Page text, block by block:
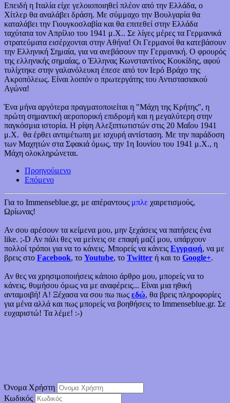
Επειδή η Ιταλία είχε γελοιοποιηθεί πλέον από την Ελλάδα, ο
Χίτλερ θα αναλάβει δράση. Με σύμμαχο την Βουλγαρία θα
καταλάβει την Γιουγκοσλαβία και θα επιτεθεί στην Ελλάδα
ταχύτατα τον Απρίλιο του 1941 μ.Χ.. Σε λίγες μέρες τα Γερμανικά
στρατεύματα εισέρχονται στην Αθήνα! Οι Γερμανοί θα κατεβάσουν
την Ελληνική Σημαία, για να ανεβάσουν την Γερμανική. Ο φρουρός
της ελληνικής σημαίας, ο Έλληνας Κωνσταντίνος Κουκίδης, αφού
τυλίχτηκε στην γαλανόλευκη έπεσε από τον Ιερό Βράχο της
Ακροπόλεως. Είναι λοιπόν ο πρωτεργάτης του Αντιστασιακού
Αγώνα!
Ένα μήνα αργότερα πραγματοποιείται η "Μάχη της Κρήτης", η
πρώτη σημαντική αεροπορική επιδρομή και η μεγαλύτερη στην
παγκόσμια ιστορία. Η ρίψη Αλεξιπτωτιστών στις 20 Μαΐου 1941
μ.Χ. θα έρθει αντιμέτωπη με ισχυρή αντίσταση. Με την παράδοση
των Μαχητών στα Σφακιά όμως, την 1η Ιουνίου του 1941 μ.Χ., η
Μάχη ολοκληρώνεται.
Προηγούμενο
Επόμενο
Για το Immenseblue.gr, με απέραντους μπλε χαιρετισμούς,
Ωρίωνας!
Αν σου αρέσουν τα κείμενα μου, μην ξεχάσεις να πατήσεις ένα
like. ;-D Αν πάλι θες να μείνεις σε επαφή μαζί μου, υπάρχουν
πολλοί τρόποι για να το κάνεις. Μπορείς να κάνεις Εγγραφή, να με
βρεις στο Facebook, το Youtube, το Twitter ή και το Google+.
Αν θες να χρησιμοποιήσεις κάποιο άρθρο μου, μπορείς να το
κάνεις, θυμήσου όμως να με αναφέρεις... Είναι μια ηθική
ανταμοιβή! Α! Ξέχασα να σου πω πως εδώ, θα βρεις πληροφορίες
για μένα αλλά και πως μπορείς να βοηθήσεις το Immenseblue.gr. Σε
ευχαριστώ! Τα λέμε! :-)
Όνομα Χρήστη
Κωδικός